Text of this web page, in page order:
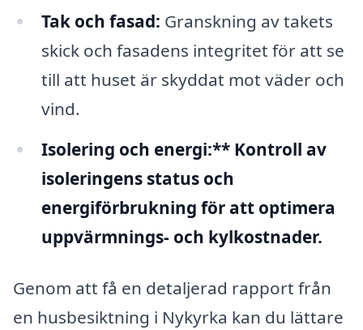
Tak och fasad: Granskning av takets
skick och fasadens integritet för att se
till att huset är skyddat mot väder och
vind.
Isolering och energi:** Kontroll av
isoleringens status och
energiförbrukning för att optimera
uppvärmnings- och kylkostnader.
Genom att få en detaljerad rapport från
en husbesiktning i Nykyrka kan du lättare